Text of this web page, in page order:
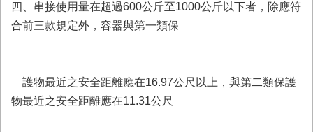
四、串接使用量在超過600公斤至1000公斤以下者，除應符
合前三款規定外，容器與第一類保
護物最近之安全距離應在16.97公尺以上，與第二類保護
物最近之安全距離應在11.31公尺